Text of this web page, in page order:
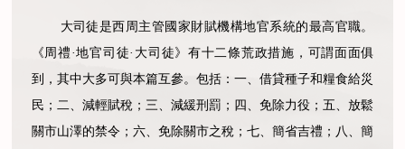
大司徒是西周主管國家財賦機構地官系統的最高官職。
《周禮·地官司徒·大司徒》有十二條荒政措施，可謂面面俱
到，其中大多可與本篇互參。包括：一、借貸種子和糧食給災
民；二、減輕賦稅；三、減緩刑罰；四、免除力役；五、放鬆
關市山澤的禁令；六、免除關市之稅；七、簡省吉禮；八、簡